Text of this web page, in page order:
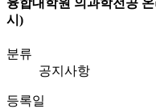
융합대학원 의과학전공
시)
분류
공지사항
등록일